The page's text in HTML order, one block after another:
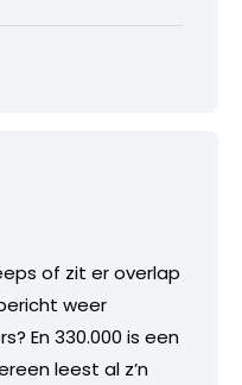
of zit er overlap
weer
En 330.000 is een
leest al z’n